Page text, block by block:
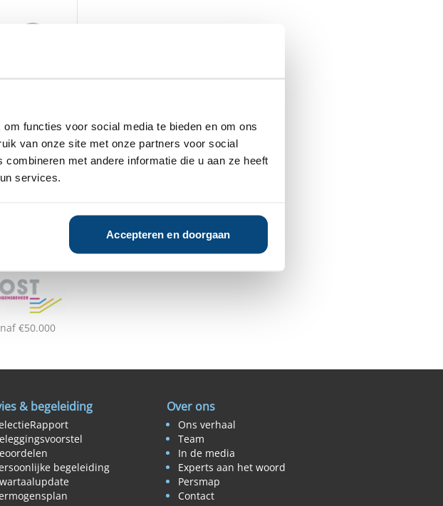
functies voor social media te bieden en om ons
van onze site met onze partners voor social
met andere informatie die u aan ze heeft
services.
Accepteren en doorgaan
€50.000
& begeleiding
begeleiding
Over ons
Ons verhaal
Team
In de media
Experts aan het woord
Persmap
Contact